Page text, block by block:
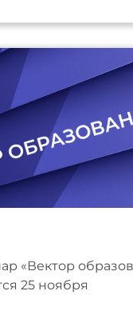
«Вектор
25 ноября